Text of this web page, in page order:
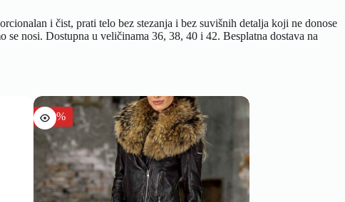
i čist, prati telo bez stezanja i bez suvišnih detalja koji ne donose
nosi. Dostupna u veličinama 36, 38, 40 i 42. Besplatna dostava na
-30%